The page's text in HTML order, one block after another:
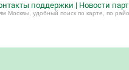
поддержки | Новости
Москвы, удобный поиск по карте, по